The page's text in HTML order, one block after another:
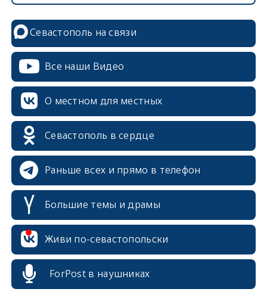
Севастополь на связи
Все наши Видео
О местном для местных
Севастополь в сердце
Раньше всех и прямо в телефон
Большие темы и драмы
Живи по-севастопольски
ForPost в наушниках